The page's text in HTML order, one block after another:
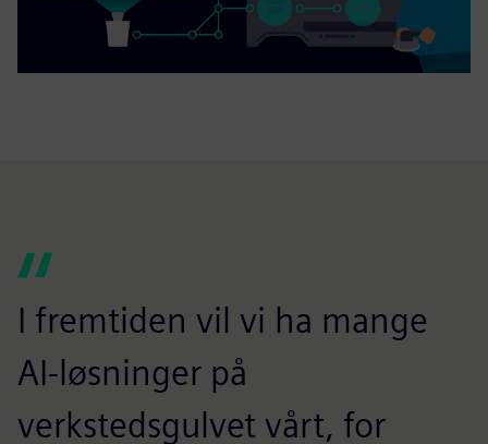
I fremtiden vil vi ha mange
AI-løsninger på
verkstedsgulvet vårt, for